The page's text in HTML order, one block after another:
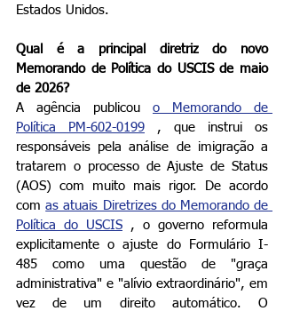
Estados Unidos.
Qual é a principal diretriz do novo
Memorando de Política do USCIS de maio
de 2026?
A agência publicou o Memorando de
Política PM-602-0199 , que instrui os
responsáveis pela análise de imigração a
tratarem o processo de Ajuste de Status
(AOS) com muito mais rigor. De acordo
com as atuais Diretrizes do Memorando de
Política do USCIS , o governo reformula
explicitamente o ajuste do Formulário I-
485 como uma questão de "graça
administrativa" e "alívio extraordinário", em
vez de um direito automático. O